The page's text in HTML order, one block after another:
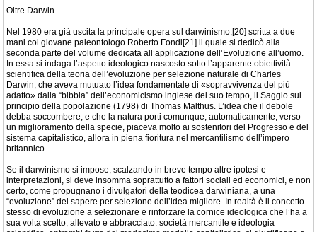
Oltre Darwin
Nel 1980 era già uscita la principale opera sul darwinismo,[20] scritta a due
mani col giovane paleontologo Roberto Fondi[21] il quale si dedicò alla
seconda parte del volume dedicata all’applicazione dell’Evoluzione all’uomo.
In essa si indaga l’aspetto ideologico nascosto sotto l’apparente obiettività
scientifica della teoria dell’evoluzione per selezione naturale di Charles
Darwin, che aveva mutuato l’idea fondamentale di «sopravvivenza del più
adatto» dalla “bibbia” dell’economicismo inglese del suo tempo, il Saggio sul
principio della popolazione (1798) di Thomas Malthus. L’idea che il debole
debba soccombere, e che la natura porti comunque, automaticamente, verso
un miglioramento della specie, piaceva molto ai sostenitori del Progresso e del
sistema capitalistico, allora in piena fioritura nel mercantilismo dell’impero
britannico.
Se il darwinismo si impose, scalzando in breve tempo altre ipotesi e
interpretazioni, si deve insomma soprattutto a fattori sociali ed economici, e non
certo, come propugnano i divulgatori della teodicea darwiniana, a una
“evoluzione” del sapere per selezione dell’idea migliore. In realtà è il concetto
stesso di evoluzione a selezionare e rinforzare la cornice ideologica che l’ha a
sua volta scelto, allevato e abbracciato: società mercantile e ideologia